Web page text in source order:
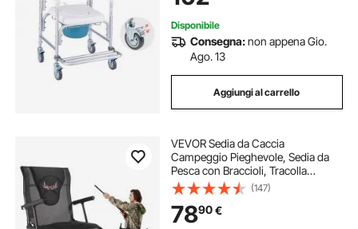
Anziani
Disponibile
Consegna:non appena Gio.
Ago. 13
Aggiungi al carrello
VEVOR Sedia da Caccia
Campeggio Pieghevole, Sedia da
Pesca con Braccioli, Tracolla
Regolabile Capacità di Carico 136
kg, Rotazione Silenziosa a 360°,
Picnic, Giardino, Esterno
(147)
7890€